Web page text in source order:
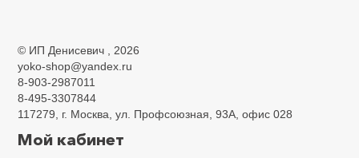
© ИП Денисевич
, 2026
yoko-shop@yandex.ru
8-903-2987011
8-495-3307844
117279, г. Москва, ул. Профсоюзная, 93А, офис 028
Мой кабинет